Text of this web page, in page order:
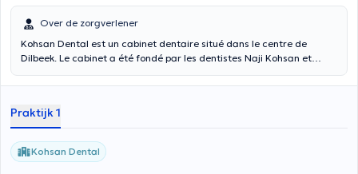
Over de zorgverlener
Kohsan Dental est un cabinet dentaire situé dans le centre de
Dilbeek. Le cabinet a été fondé par les dentistes Naji Kohsan et
Praktijk 1
Kohsan Dental